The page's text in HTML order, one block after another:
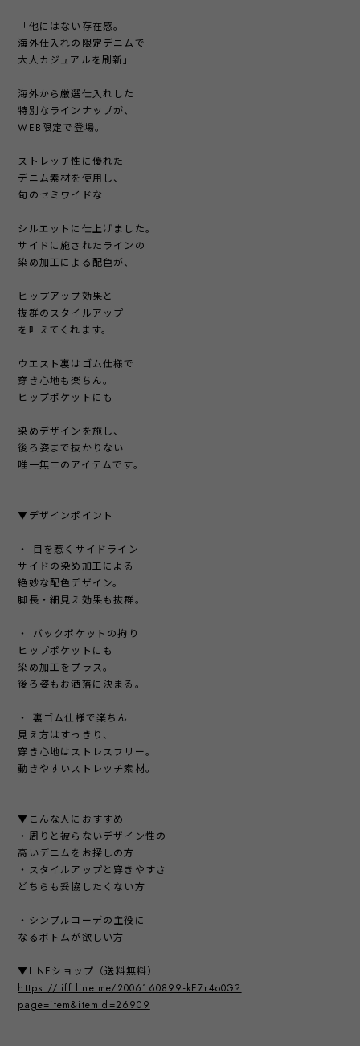
「他にはない存在感。
海外仕入れの限定デニムで
大人カジュアルを刷新」
海外から厳選仕入れした
特別なラインナップが、
WEB限定で登場。
ストレッチ性に優れた
デニム素材を使用し、
旬のセミワイドな
シルエットに仕上げました。
サイドに施されたラインの
染め加工による配色が、
ヒップアップ効果と
抜群のスタイルアップ
を叶えてくれます。
ウエスト裏はゴム仕様で
穿き心地も楽ちん。
ヒップポケットにも
染めデザインを施し、
後ろ姿まで抜かりない
唯一無二のアイテムです。
▼デザインポイント
・ 目を惹くサイドライン
サイドの染め加工による
絶妙な配色デザイン。
脚長・細見え効果も抜群。
・ バックポケットの拘り
ヒップポケットにも
染め加工をプラス。
後ろ姿もお洒落に決まる。
・ 裏ゴム仕様で楽ちん
見え方はすっきり、
穿き心地はストレスフリー。
動きやすいストレッチ素材。
▼こんな人におすすめ
・周りと被らないデザイン性の
高いデニムをお探しの方
・スタイルアップと穿きやすさ
どちらも妥協したくない方
・シンプルコーデの主役に
なるボトムが欲しい方
▼LINEショップ（送料無料）
https://liff.line.me/2006160899-kEZr4o0G?
page=item&itemId=26909